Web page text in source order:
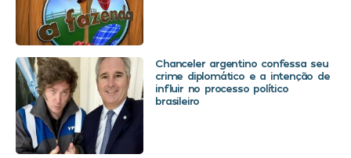
Chanceler argentino confessa seu
crime diplomático e a intenção de
influir no processo político
brasileiro